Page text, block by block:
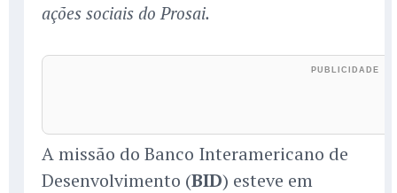
ações sociais do Prosai.
A missão do Banco Interamericano de
Desenvolvimento (BID) esteve em